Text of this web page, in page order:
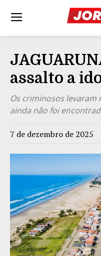
assalto a
Os criminosos levaram
ainda não foi
7 de dezembro de 2025